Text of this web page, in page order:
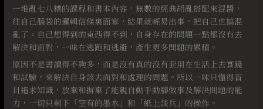
一堆亂七八糟的課程和書本內容，無數的經典胡亂搭配來混醬，
往自己腦袋的邏輯信條裏面塞，結果就輕易出事，把自己也搞混
亂了。自己想得到的東西得不到，自身存在的問題一點都沒有去
解決和面對，一味在逃跑和逃避，產生更多問題的累積。
原因不是書讀得不夠多，而是沒有真的沒有套用在生活上去實踐
和試驗，來解決自身該去面對和處理的問題。所以一味只懂得盲
目追求知識，放棄和摒棄了能親自動手動腳做事及解決問題的能
力，一切只剩下「空有的墨水」和「紙上談兵」的操作。